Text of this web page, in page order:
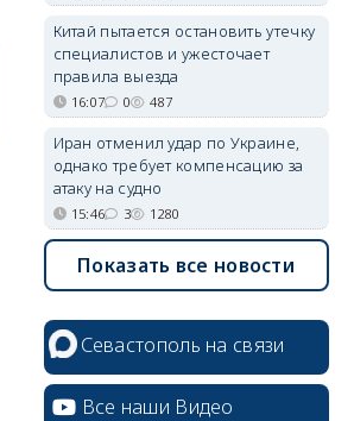
Китай пытается остановить утечку
специалистов и ужесточает
правила выезда
16:07 0 487
Иран отменил удар по Украине,
однако требует компенсацию за
атаку на судно
15:46 3 1280
Показать все новости
Севастополь на связи
Все наши Видео